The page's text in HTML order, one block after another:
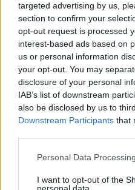
targeted advertising by us,
section to confirm your
opt-out request is processed
interest-based ads based on
us or personal information
your opt-out. You may
disclosure of your personal
IAB’s list of downstream
also be disclosed by us to
Downstream Participants that
Personal Data
I want to opt-out of the
në